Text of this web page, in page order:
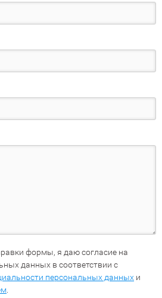
формы, я даю согласие на
данных в соответствии с
персональных данных и